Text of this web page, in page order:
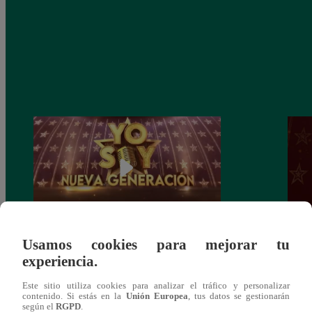
Yo Soy: Nueva Generación – Gran Final
– 14 de junio del 2021 – Programa
completo
Yo
Usamos cookies para mejorar tu
experiencia.
Este sitio utiliza cookies para analizar el tráfico y personalizar
contenido. Si estás en la Unión Europea , tus datos se gestionarán
según el RGPD